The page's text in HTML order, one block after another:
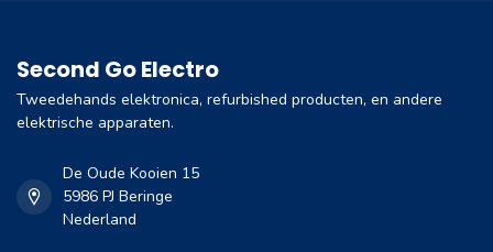
Second Go Electro
Tweedehands elektronica, refurbished producten, en andere
elektrische apparaten.
De Oude Kooien 15
5986 PJ Beringe
Nederland